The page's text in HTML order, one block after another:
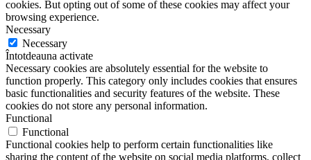
cookies. But opting out of some of these cookies may affect your
browsing experience.
Necessary
Necessary
Întotdeauna activate
Necessary cookies are absolutely essential for the website to
function properly. This category only includes cookies that ensures
basic functionalities and security features of the website. These
cookies do not store any personal information.
Functional
Functional
Functional cookies help to perform certain functionalities like
sharing the content of the website on social media platforms, collect